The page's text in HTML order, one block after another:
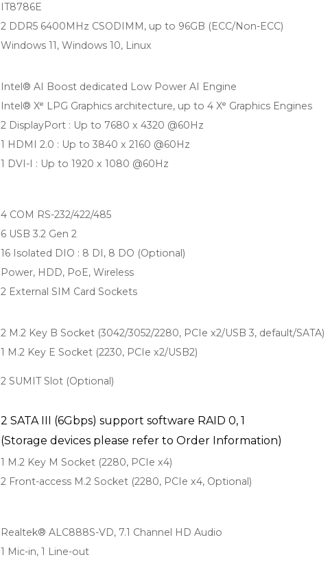
IT8786E
2 DDR5 6400MHz CSODIMM, up to 96GB (ECC/Non-ECC)
Windows 11, Windows 10, Linux
Intel® AI Boost dedicated Low Power AI Engine
Intel® Xᵉ LPG Graphics architecture, up to 4 Xᵉ Graphics Engines
2 DisplayPort : Up to 7680 x 4320 @60Hz
1 HDMI 2.0 : Up to 3840 x 2160 @60Hz
1 DVI-I : Up to 1920 x 1080 @60Hz
4 COM RS-232/422/485
6 USB 3.2 Gen 2
16 Isolated DIO : 8 DI, 8 DO (Optional)
Power, HDD, PoE, Wireless
2 External SIM Card Sockets
2 M.2 Key B Socket (3042/3052/2280, PCIe x2/USB 3, default/SATA)
1 M.2 Key E Socket (2230, PCIe x2/USB2)
2 SUMIT Slot (Optional)
2 SATA III (6Gbps) support software RAID 0, 1
(Storage devices please refer to Order Information)
1 M.2 Key M Socket (2280, PCIe x4)
2 Front-access M.2 Socket (2280, PCIe x4, Optional)
Realtek® ALC888S-VD, 7.1 Channel HD Audio
1 Mic-in, 1 Line-out